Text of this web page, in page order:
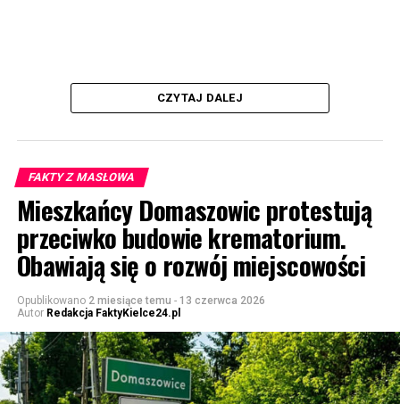
CZYTAJ DALEJ
FAKTY Z MASŁOWA
Mieszkańcy Domaszowic protestują
przeciwko budowie krematorium.
Obawiają się o rozwój miejscowości
Opublikowano 2 miesiące temu - 13 czerwca 2026
Autor Redakcja FaktyKielce24.pl